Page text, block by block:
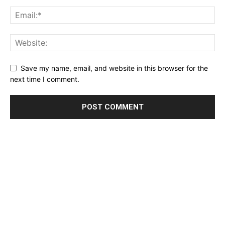
Save my name, email, and website in this browser for the
next time I comment.